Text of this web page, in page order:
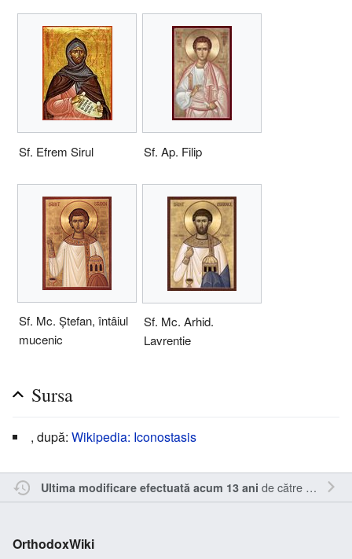
Sf. Efrem Sirul Sf. Ap. Filip
Sf. Mc. Ştefan, întâiul
mucenic
Sf. Mc. Arhid.
Lavrentie
Sursa
, după: Wikipedia: Iconostasis
Ultima modificare efectuată acum 13 ani de către Sîmbotin
OrthodoxWiki